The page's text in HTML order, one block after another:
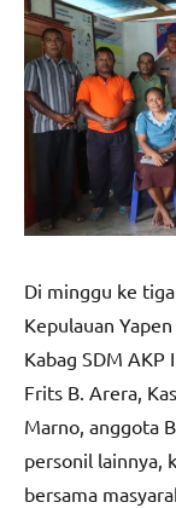
Di minggu ke
Kepulauan
Kabag SDM AKP
Frits B. Arera,
Marno, anggota
personil lainnya,
bersama